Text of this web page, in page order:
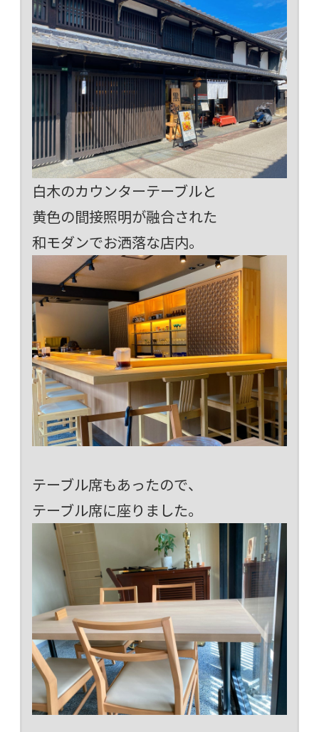
白木のカウンターテーブルと
黄色の間接照明が融合された
和モダンでお洒落な店内。
テーブル席もあったので、
テーブル席に座りました。